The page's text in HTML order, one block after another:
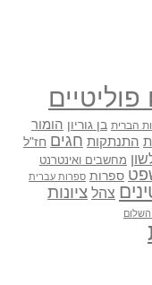
הברית בן גוריון הומור
התנתקות חגים חז"ל
מחשבים ואינטרנט
ספרות ספרות עברית
צהל ציונות